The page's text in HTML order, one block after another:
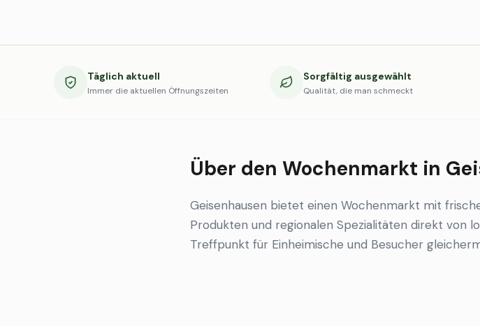
Täglich aktuell
Immer die aktuellen Öffnungszeiten
Sorgfältig ausgewählt
Qualität, die man schmeckt
Über den Wochenmarkt in
Geisenhausen bietet einen Wochenmarkt mit
Produkten und regionalen Spezialitäten direkt von
Treffpunkt für Einheimische und Besucher